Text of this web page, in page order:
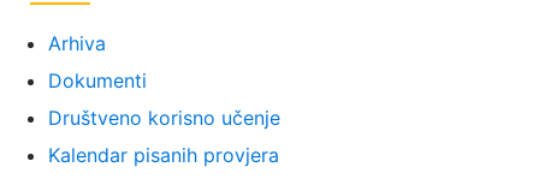
Arhiva
Dokumenti
Društveno korisno učenje
Kalendar pisanih provjera